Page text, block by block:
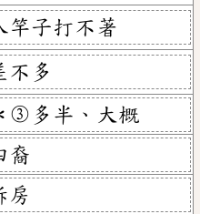
竿子打不著
不多
③多半、大概
裔
房